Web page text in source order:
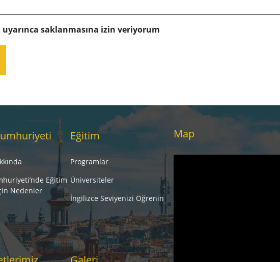
uyarınca saklanmasına izin veriyorum
Eğitim
Nedenler
Eğitim
Programlar
Üniversiteler
İngilizce Seviyenizi Öğrenin
Map